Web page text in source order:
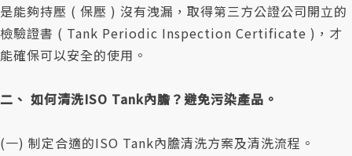
是能夠持壓 ( 保壓 ) 沒有洩漏，取得第三方公證公司開立的
檢驗證書 ( Tank Periodic Inspection Certificate )，才
能確保可以安全的使用。
二、 如何清洗ISO Tank內膽？避免污染產品。
(一) 制定合適的ISO Tank內膽清洗方案及清洗流程。